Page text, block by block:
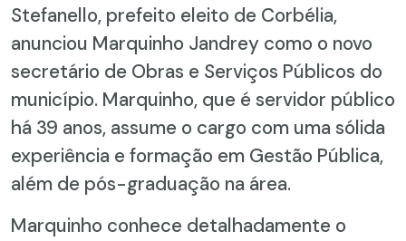
Stefanello, prefeito eleito de Corbélia,
anunciou Marquinho Jandrey como o novo
secretário de Obras e Serviços Públicos do
município. Marquinho, que é servidor público
há 39 anos, assume o cargo com uma sólida
experiência e formação em Gestão Pública,
além de pós-graduação na área.
Marquinho conhece detalhadamente o